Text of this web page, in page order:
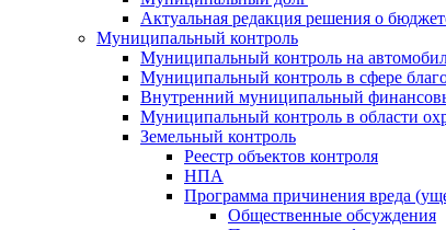
Актуальная редакция решения о
Муниципальный контроль
Муниципальный контроль на
Муниципальный контроль в сфере
Внутренний муниципальный
Муниципальный контроль в области
Земельный контроль
Реестр объектов контроля
НПА
Программа причинения вреда
Общественные обсуждения